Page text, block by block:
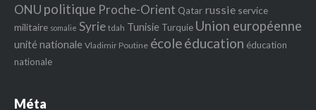
ONU politique Proche-Orient Qatar russie service
militaire somalie Syrie tdah Tunisie Turquie Union européenne
unité nationale Vladimir Poutine écoleéducation éducation
nationale
Méta